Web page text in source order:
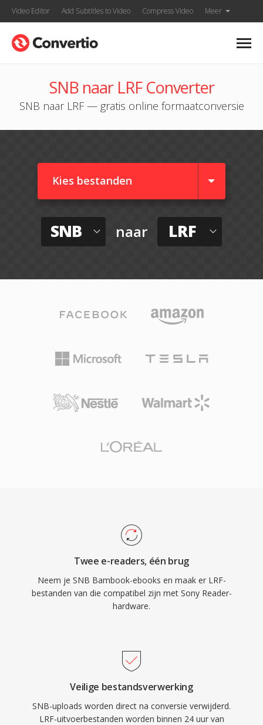
Video Editor Add Subtitles to Video Compress Video Meer
SNB naar LRF Converter
SNB naar LRF — gratis online formaatconversie
Kies bestanden
SNB naar LRF
Twee e-readers, één brug
Neem je SNB Bambook-ebooks en maak er LRF-
bestanden van die compatibel zijn met Sony Reader-
hardware.
Veilige bestandsverwerking
SNB-uploads worden direct na conversie verwijderd.
LRF-uitvoerbestanden worden binnen 24 uur van